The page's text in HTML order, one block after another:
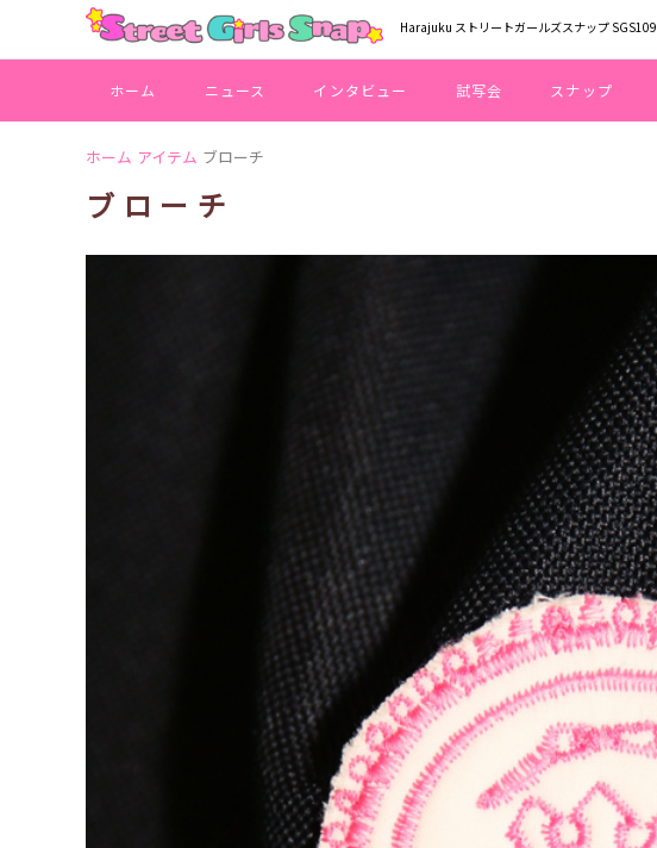
Harajuku ストリートガールズスナップ SGS109
ホーム ニュース インタビュー 試写会 スナップ
ホーム アイテム ブローチ
ブローチ